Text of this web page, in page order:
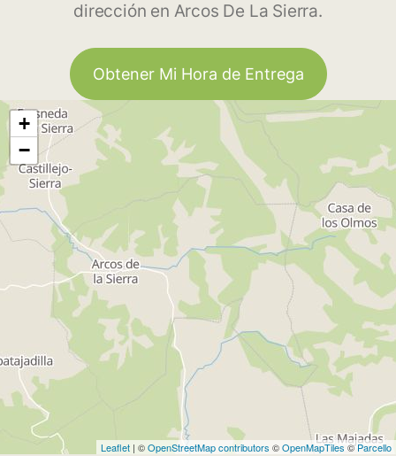
dirección en Arcos De La Sierra.
Obtener Mi Hora de Entrega
+
−
Leaflet | ©OpenStreetMap contributors ©OpenMapTiles©Parcello